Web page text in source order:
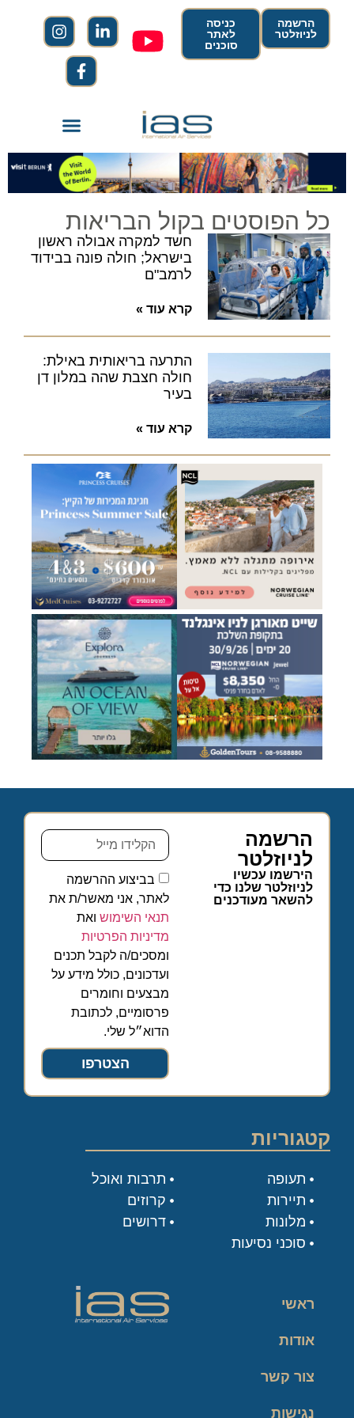
הרשמה
לניוזלטר
כניסה
לאתר
סוכנים
כל הפוסטים בקול הבריאות
חשד למקרה אבולה ראשון
בישראל; חולה פונה בבידוד
לרמב"ם
קרא עוד »
התרעה בריאותית באילת:
חולה חצבת שהה במלון דן
בעיר
קרא עוד »
הרשמה
לניוזלטר
הירשמו עכשיו
לניוזלטר שלנו כדי
להשאר מעודכנים
בביצוע ההרשמה
לאתר, אני מאשר/ת את
תנאי השימוש ואת
מדיניות הפרטיות
ומסכים/ה לקבל תכנים
ועדכונים, כולל מידע על
מבצעים וחומרים
פרסומיים, לכתובת
הדוא״ל שלי.
הצטרפו
קטגוריות
תעופה
תיירות
מלונות
סוכני נסיעות
תרבות ואוכל
קרוזים
דרושים
ראשי
אודות
צור קשר
נגישות